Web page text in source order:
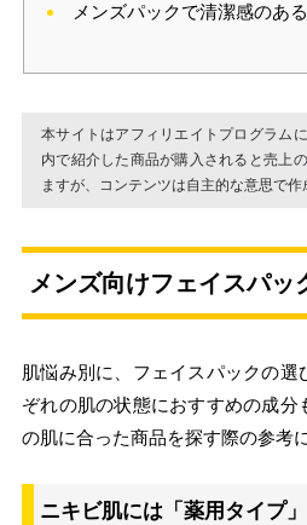
メンズパックで清潔感のあ
本サイトはアフィリエイトプログラム
内で紹介した商品が購入されると売上
ますが、コンテンツは自主的な意思で作
メンズ向けフェイスパッ
肌悩み別に、フェイスパックの
ぞれの肌の状態におすすめの成
の肌に合った商品を探す際の参考
ニキビ肌には「薬用タイプ」